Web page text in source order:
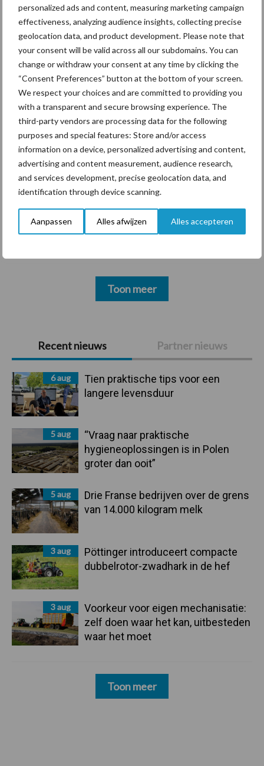
personalized ads and content, measuring marketing campaign
effectiveness, analyzing audience insights, collecting precise
geolocation data, and product development. Please note that
your consent will be valid across all our subdomains. You can
change or withdraw your consent at any time by clicking the
“Consent Preferences” button at the bottom of your screen.
We respect your choices and are committed to providing you
with a transparent and secure browsing experience. The
third-party vendors are processing data for the following
purposes and special features: Store and/or access
information on a device, personalized advertising and content,
advertising and content measurement, audience research,
and services development, precise geolocation data, and
identification through device scanning.
Aanpassen Alles afwijzen Alles accepteren
Primaire
Sidebar
Recent nieuws Partner nieuws
6 aug
Tien praktische tips voor een
langere levensduur
5 aug
“Vraag naar praktische
hygieneoplossingen is in Polen
groter dan ooit”
5 aug
Drie Franse bedrijven over de grens
van 14.000 kilogram melk
3 aug
Pöttinger introduceert compacte
dubbelrotor-zwadhark in de hef
3 aug
Voorkeur voor eigen mechanisatie:
zelf doen waar het kan, uitbesteden
waar het moet
Toon meer
Drie Franse bedrijven over
de grens van 14.000
kilogram melk
Themapagina's
Diergezondheid Bemesting Fokkerij
Bedrijfsnieuws
Ligbox &
Voerhekken
Toon meer